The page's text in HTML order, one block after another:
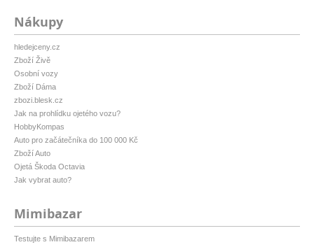
Nákupy
hledejceny.cz
Zboží Živě
Osobní vozy
Zboží Dáma
zbozi.blesk.cz
Jak na prohlídku ojetého vozu?
HobbyKompas
Auto pro začátečníka do 100 000 Kč
Zboží Auto
Ojetá Škoda Octavia
Jak vybrat auto?
Mimibazar
Testujte s Mimibazarem